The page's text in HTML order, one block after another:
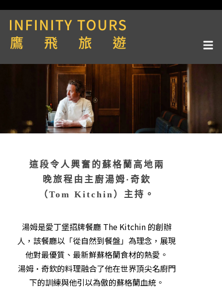
這段令人興奮的蘇格蘭高地兩
晚旅程由主廚湯姆·奇欽
（Tom Kitchin）主持。
湯姆是愛丁堡招牌餐廳 The Kitchin 的創辦
人，該餐廳以「從自然到餐盤」為理念，展現
他對最優質、最新鮮蘇格蘭食材的熱愛。
湯姆·奇欽的料理融合了他在世界頂尖名廚門
下的訓練與他引以為傲的蘇格蘭血統。